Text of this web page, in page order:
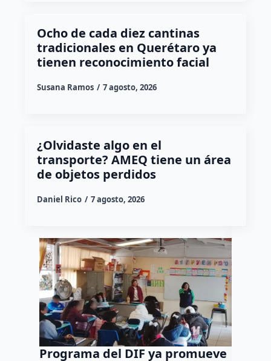
Ocho de cada diez cantinas
tradicionales en Querétaro ya
tienen reconocimiento facial
Susana Ramos 7 agosto, 2026
¿Olvidaste algo en el
transporte? AMEQ tiene un área
de objetos perdidos
Daniel Rico 7 agosto, 2026
Programa del DIF ya promueve